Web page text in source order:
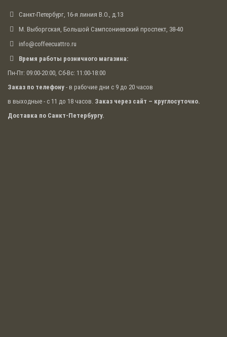
Санкт-Петербург, 16-я линия В.О., д.13
М. Выборгская, Большой Сампсониевский проспект, 38-40
info@coffeecuattro.ru
Время работы розничного магазина:
Пн-Пт: 09:00-20:00, Сб-Вс: 11:00-18:00
Заказ по телефону - в рабочие дни с 9 до 20 часов
в выходные - с 11 до 18 часов. Заказ через сайт – круглосуточно.
Доставка по Санкт-Петербургу.